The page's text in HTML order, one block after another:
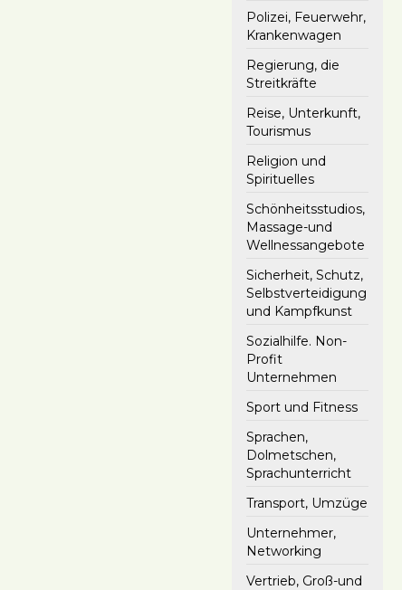
Polizei, Feuerwehr,
Krankenwagen
Regierung, die
Streitkräfte
Reise, Unterkunft,
Tourismus
Religion und
Spirituelles
Schönheitsstudios,
Massage-und
Wellnessangebote
Sicherheit, Schutz,
Selbstverteidigung
und Kampfkunst
Sozialhilfe. Non-
Profit
Unternehmen
Sport und Fitness
Sprachen,
Dolmetschen,
Sprachunterricht
Transport, Umzüge
Unternehmer,
Networking
Vertrieb, Groß-und